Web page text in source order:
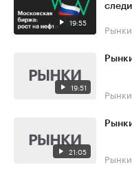
19:55 Рынки
19:51 Рынки
21:05 Рынки